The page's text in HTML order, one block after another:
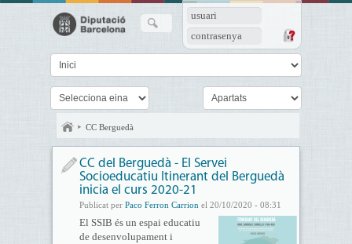
usuari
contrasenya
CC Berguedà
CC del Berguedà - El Servei
Socioeducatiu Itinerant del Berguedà
inicia el curs 2020-21
Publicat per Paco Ferron Carrion el 20/10/2020 - 08:31
El SSIB és un espai educatiu
de desenvolupament i